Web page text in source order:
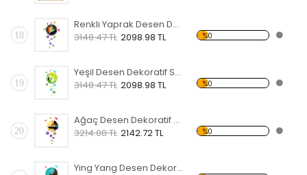
18
Renkli Yaprak Desen Dekoratif Saat
3148.47 TL 2098.98 TL %0
19
Yeşil Desen Dekoratif Saat
3148.47 TL 2098.98 TL %0
20
Ağaç Desen Dekoratif Saat
3214.08 TL 2142.72 TL %0
Ying Yang Desen Dekoratif Saat